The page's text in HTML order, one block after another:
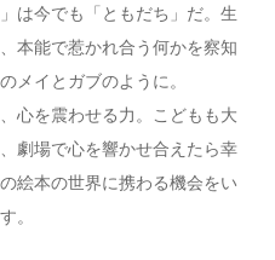
は今でも「ともだち」だ。生
本能で惹かれ合う何かを察知
メイとガブのように。
心を震わせる力。こどもも大
劇場で心を響かせ合えたら幸
絵本の世界に携わる機会をい
。